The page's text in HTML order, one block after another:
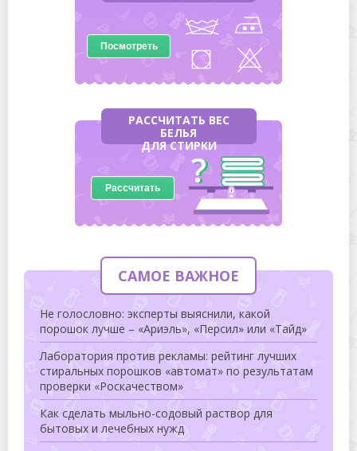
Посмотреть
РАССЧИТАТЬ ВЕС
БЕЛЬЯ
ДЛЯ СТИРКИ
Рассчитать
САМОЕ ВАЖНОЕ
Не голословно: эксперты выяснили, какой
порошок лучше – «Ариэль», «Персил» или «Тайд»
Лаборатория против рекламы: рейтинг лучших
стиральных порошков «автомат» по результатам
проверки «Роскачеством»
Как сделать мыльно-содовый раствор для
бытовых и лечебных нужд